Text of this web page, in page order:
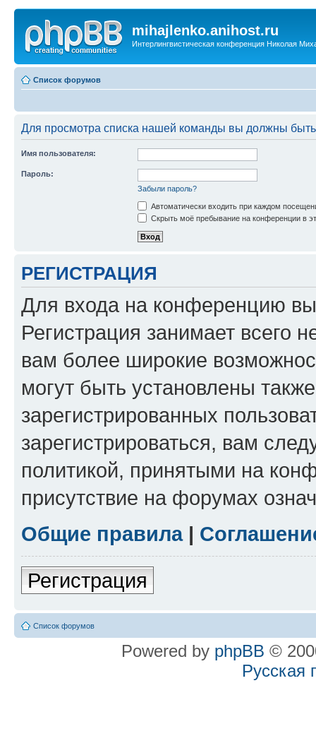
mihajlenko.anihost.ru
Интерлингвистическая конференция Николая
Список форумов
Для просмотра списка нашей команды вы должны
Имя пользователя:
Пароль:
Забыли пароль?
Автоматически входить при каждом
Скрыть моё пребывание на конференции в
РЕГИСТРАЦИЯ
Для входа на конференцию
Регистрация занимает всего
вам более широкие
могут быть установлены
зарегистрированных
зарегистрироваться, вам
политикой, принятыми на
присутствие на форумах
Общие правила|
Регистрация
Список форумов
Powered by phpBB ©
Русская